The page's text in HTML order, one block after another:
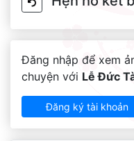
Đăng nhập để xem
chuyện với Lễ Đức
Đăng ký tài khoản